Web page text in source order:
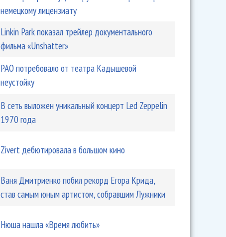
немецкому лицензиату
Linkin Park показал трейлер документального
фильма «Unshatter»
РАО потребовало от театра Кадышевой
неустойку
В сеть выложен уникальный концерт Led Zeppelin
1970 года
Zivert дебютировала в большом кино
Ваня Дмитриенко побил рекорд Егора Крида,
став самым юным артистом, собравшим Лужники
Нюша нашла «Время любить»